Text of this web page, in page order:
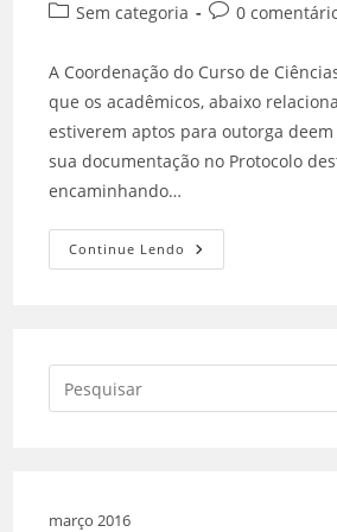
Sem categoria
0
A Coordenação do Curso de
que os acadêmicos, abaixo
estiverem aptos para outorga
sua documentação no Protocolo
encaminhando…
Continue Lendo
março 2016